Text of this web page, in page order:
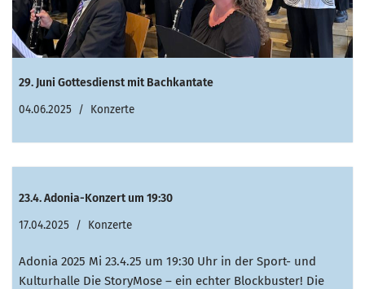
29. Juni Gottesdienst mit Bachkantate
04.06.2025
Konzerte
23.4. Adonia-Konzert um 19:30
17.04.2025
Konzerte
Adonia 2025 Mi 23.4.25 um 19:30 Uhr in der Sport- und
Kulturhalle Die StoryMose – ein echter Blockbuster! Die